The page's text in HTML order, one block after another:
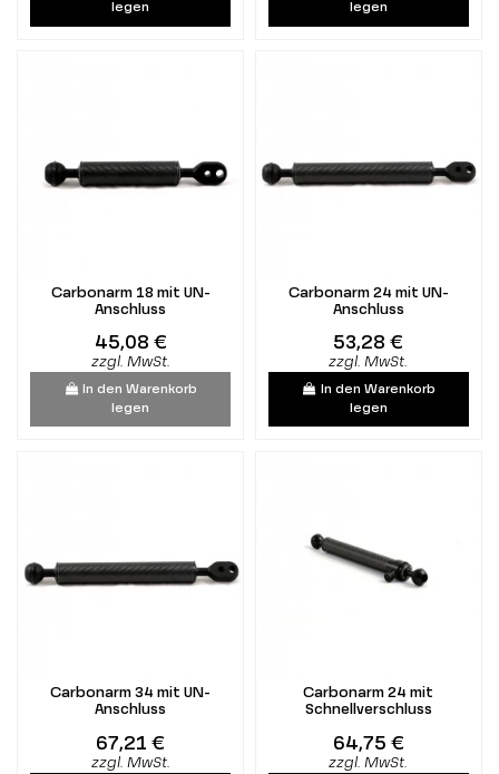
legen
legen
Carbonarm 18 mit UN-
Anschluss
45,08 €
zzgl. MwSt.
In den Warenkorb
legen
Carbonarm 24 mit UN-
Anschluss
53,28 €
zzgl. MwSt.
In den Warenkorb
legen
Carbonarm 34 mit UN-
Anschluss
67,21 €
zzgl. MwSt.
Carbonarm 24 mit
Schnellverschluss
64,75 €
zzgl. MwSt.